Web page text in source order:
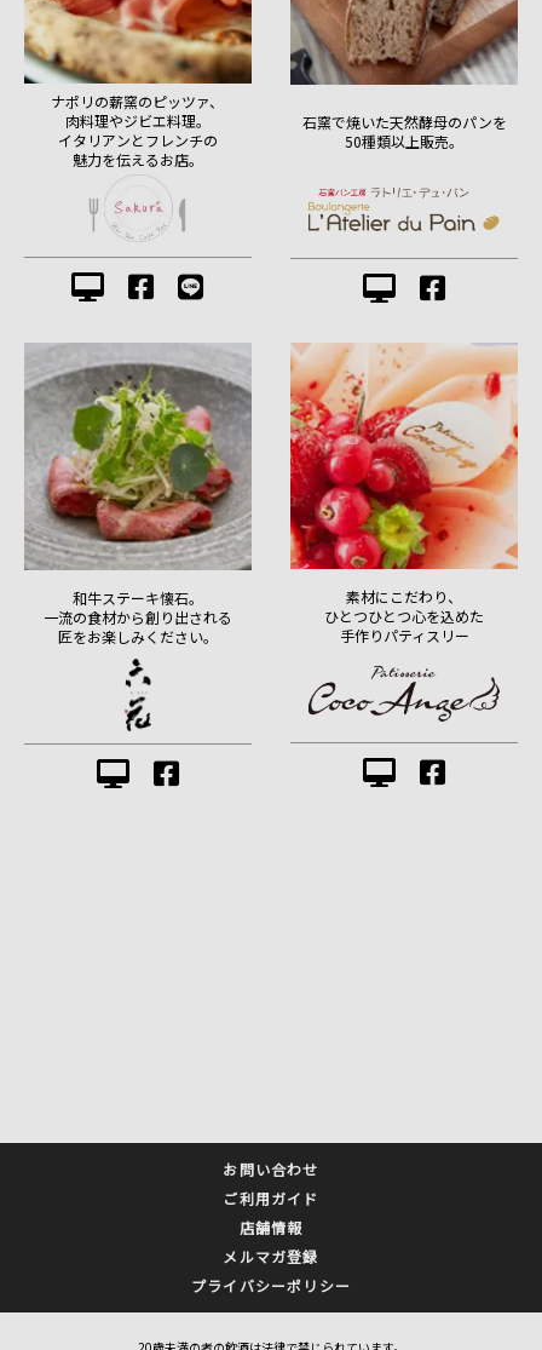
ナポリの薪窯のピッツァ、
肉料理やジビエ料理。
イタリアンとフレンチの
魅力を伝えるお店。
石窯で焼いた天然酵母のパンを
50種類以上販売。
和牛ステーキ懐石。
一流の食材から創り出される
匠をお楽しみください。
素材にこだわり、
ひとつひとつ心を込めた
手作りパティスリー
お問い合わせ
ご利用ガイド
店舗情報
メルマガ登録
プライバシーポリシー